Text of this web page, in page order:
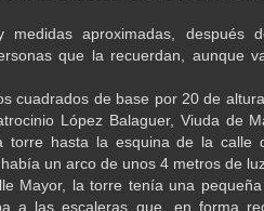
medidas aproximadas, después
que la recuerdan, aunque
cuadrados de base por 20 de
López Balaguer, Viuda de
torre hasta la esquina de la calle
un arco de unos 4 metros de
Mayor, la torre tenía una
a las escaleras que, en forma